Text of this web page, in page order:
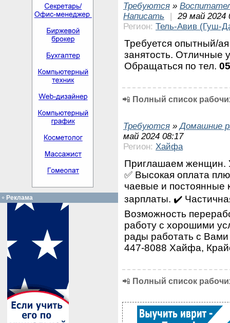
Требуются »
Написать
|
29 май 2024
Регион: Тель-Авив (Гуш-
Требуется опытный/
занятость. Отличные
Обращаться по тел.
📲 Полный список
Требуются »Домашние
май 2024 08:17
Регион: Хайфа
Приглашаем женщин.
✅ Высокая оплата
чаевые и постоянные
зарплаты. ✔️
Возможность
работу с хорошими
рады работать с
447-8088 Хайфа,
📲 Полный список
Реклама